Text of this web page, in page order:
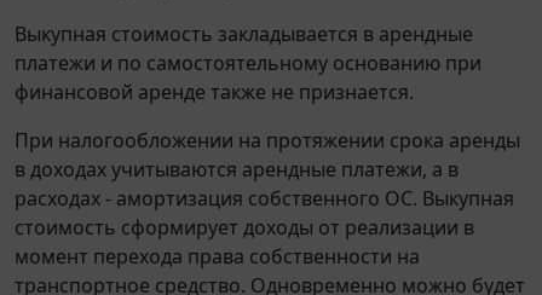
Выкупная стоимость закладывается в арендные
платежи и по самостоятельному основанию при
финансовой аренде также не признается.
При налогообложении на протяжении срока аренды
в доходах учитываются арендные платежи, а в
расходах - амортизация собственного ОС. Выкупная
стоимость сформирует доходы от реализации в
момент перехода права собственности на
транспортное средство. Одновременно можно будет